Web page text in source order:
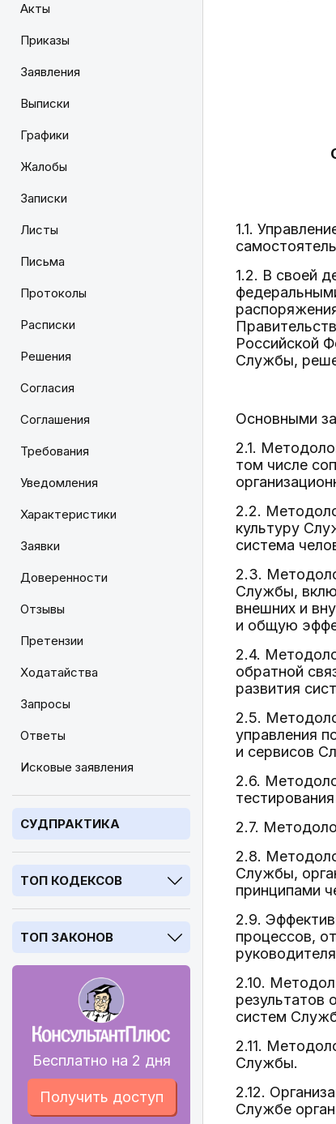
Акты
Приказы
Заявления
Выписки
Графики
Жалобы
Записки
Листы
Письма
Протоколы
Расписки
Решения
Согласия
Соглашения
Требования
Уведомления
Характеристики
Заявки
Доверенности
Отзывы
Претензии
Ходатайства
Запросы
Ответы
Исковые заявления
СУДПРАКТИКА
ТОП КОДЕКСОВ
ТОП ЗАКОНОВ
Бесплатно на 2 дня
Получить доступ
1.1.
1.2. В своей
Российской
Службы,
Основными
2.1.
том числе
2.2.
культуру
система
2.3.
Службы,
внешних и
и общую
2.4.
обратной
развития
2.5.
управления
и сервисов
2.6.
2.7.
2.8.
Службы,
принципами
2.9.
процессов,
2.10.
результатов
систем
2.11.
Службы.
2.12.
Службе